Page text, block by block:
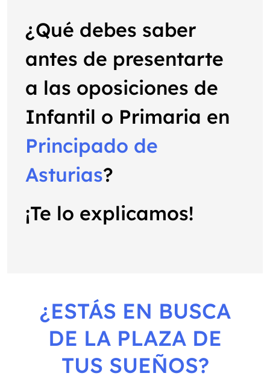
¿Qué debes saber
antes de presentarte
a las oposiciones de
Infantil o Primaria en
Principado de
Asturias?
¡Te lo explicamos!
¿ESTÁS EN BUSCA
DE LA PLAZA DE
TUS SUEÑOS?